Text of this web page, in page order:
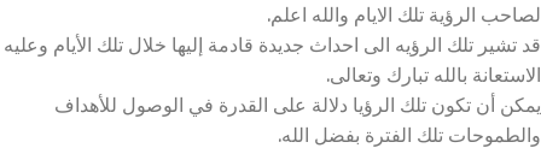
لصاحب الرؤية تلك الايام والله اعلم.
قد تشير تلك الرؤيه الى احداث جديدة قادمة إليها خلال تلك الأيام وعليه
الاستعانة بالله تبارك وتعالى.
يمكن أن تكون تلك الرؤيا دلالة على القدرة في الوصول للأهداف
والطموحات تلك الفترة بفضل الله.